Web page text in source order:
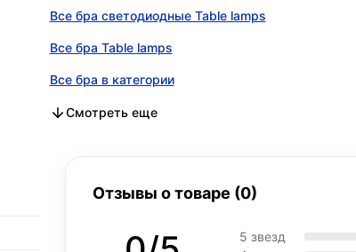
Все бра светодиодные Table lamps
Все бра Table lamps
Все бра в категории
Все бра светодиодные в категории
Все бра в категории
Смотреть еще
Отзывы о товаре (0)
5 звезд